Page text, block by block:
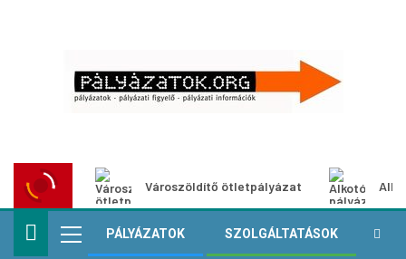
Városzöldítő ötletpályázat
PÁLYÁZATOK SZOLGÁLTATÁSOK